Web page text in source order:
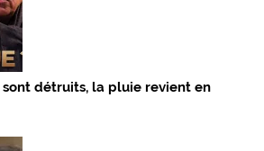
sont détruits, la pluie revient en